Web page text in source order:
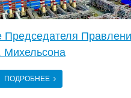
Председателя
ПОДРОБНЕЕ